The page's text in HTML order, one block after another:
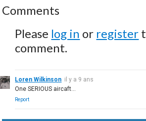
Comments
Please log in or register
comment.
Loren Wilkinson il y a 9 ans
One SERIOUS aircaft...
Report